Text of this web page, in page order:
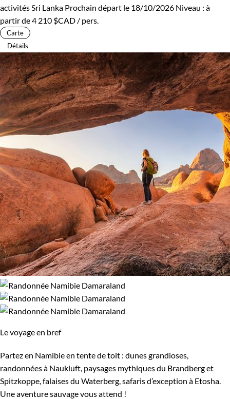
activités Sri Lanka Prochain départ le 18/10/2026 Niveau : à
partir de4 210 $CAD / pers.
Carte
Détails
Le voyage en bref
Partez en Namibie en tente de toit : dunes grandioses,
randonnées à Naukluft, paysages mythiques du Brandberg et
Spitzkoppe, falaises du Waterberg, safaris d’exception à Etosha.
Une aventure sauvage vous attend !